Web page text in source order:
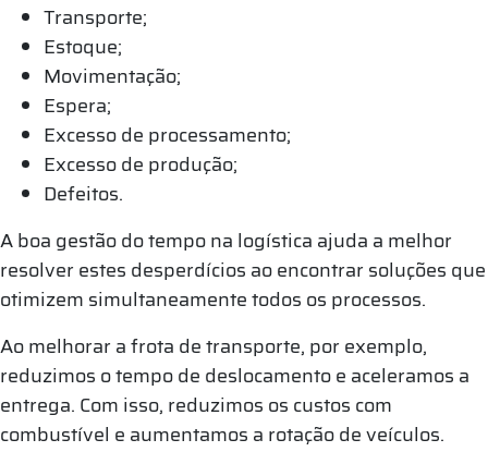
Transporte;
Estoque;
Movimentação;
Espera;
Excesso de processamento;
Excesso de produção;
Defeitos.
A boa gestão do tempo na logística ajuda a melhor
resolver estes desperdícios ao encontrar soluções que
otimizem simultaneamente todos os processos.
Ao melhorar a frota de transporte, por exemplo,
reduzimos o tempo de deslocamento e aceleramos a
entrega. Com isso, reduzimos os custos com
combustível e aumentamos a rotação de veículos.